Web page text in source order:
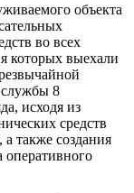
объекта
во всех
которых выехали
службы 8
исходя из
средств
а также создания